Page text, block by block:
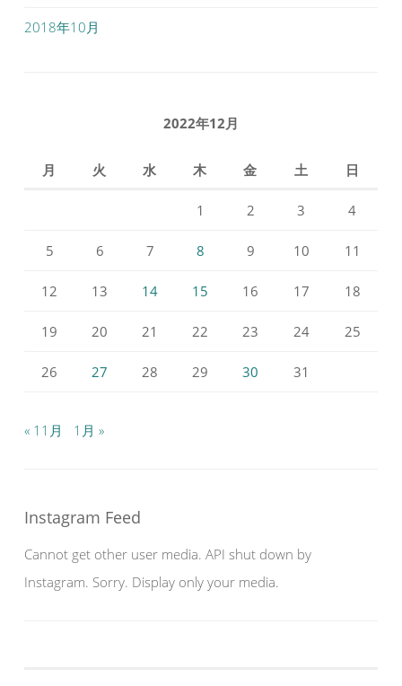
2018年10月
2022年12月
月 火 水 木 金 土 日
1 2 3 4
5 6 7 8 9 10 11
12 13 14 15 16 17 18
19 20 21 22 23 24 25
26 27 28 29 30 31
« 11月 1月 »
Instagram Feed
Cannot get other user media. API shut down by
Instagram. Sorry. Display only your media.